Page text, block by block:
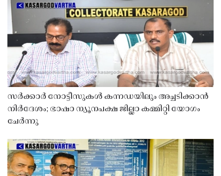
സർക്കാർ നോട്ടീസുകൾ കന്നഡയിലും അച്ചടിക്കാൻ
നിർദേശം; ഭാഷാ ന്യൂനപക്ഷ ജില്ലാ കമ്മിറ്റി യോഗം
ചേർന്നു